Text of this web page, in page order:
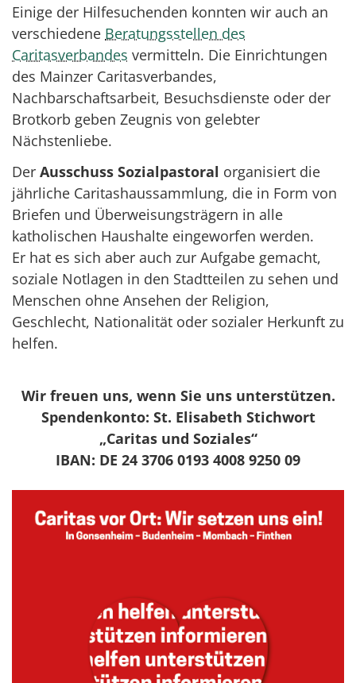
Einige der Hilfesuchenden konnten wir auch an
verschiedene Beratungsstellen des
Caritasverbandes vermitteln. Die Einrichtungen
des Mainzer Caritasverbandes,
Nachbarschaftsarbeit, Besuchsdienste oder der
Brotkorb geben Zeugnis von gelebter
Nächstenliebe.
Der Ausschuss Sozialpastoral organisiert die
jährliche Caritashaussammlung, die in Form von
Briefen und Überweisungsträgern in alle
katholischen Haushalte eingeworfen werden.
Er hat es sich aber auch zur Aufgabe gemacht,
soziale Notlagen in den Stadtteilen zu sehen und
Menschen ohne Ansehen der Religion,
Geschlecht, Nationalität oder sozialer Herkunft zu
helfen.
Wir freuen uns, wenn Sie uns unterstützen.
Spendenkonto: St. Elisabeth Stichwort
„Caritas und Soziales“
IBAN: DE 24 3706 0193 4008 9250 09